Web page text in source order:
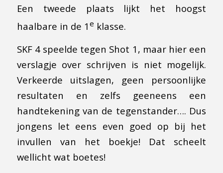
Een tweede plaats lijkt het hoogst
haalbare in de 1 e klasse.
SKF 4 speelde tegen Shot 1, maar hier een
verslagje over schrijven is niet mogelijk.
Verkeerde uitslagen, geen persoonlijke
resultaten en zelfs geeneens een
handtekening van de tegenstander…. Dus
jongens let eens even goed op bij het
invullen van het boekje! Dat scheelt
wellicht wat boetes!